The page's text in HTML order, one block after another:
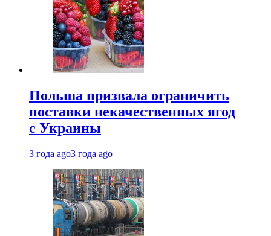
Польша призвала ограничить
поставки некачественных ягод
с Украины
3 года ago3 года ago